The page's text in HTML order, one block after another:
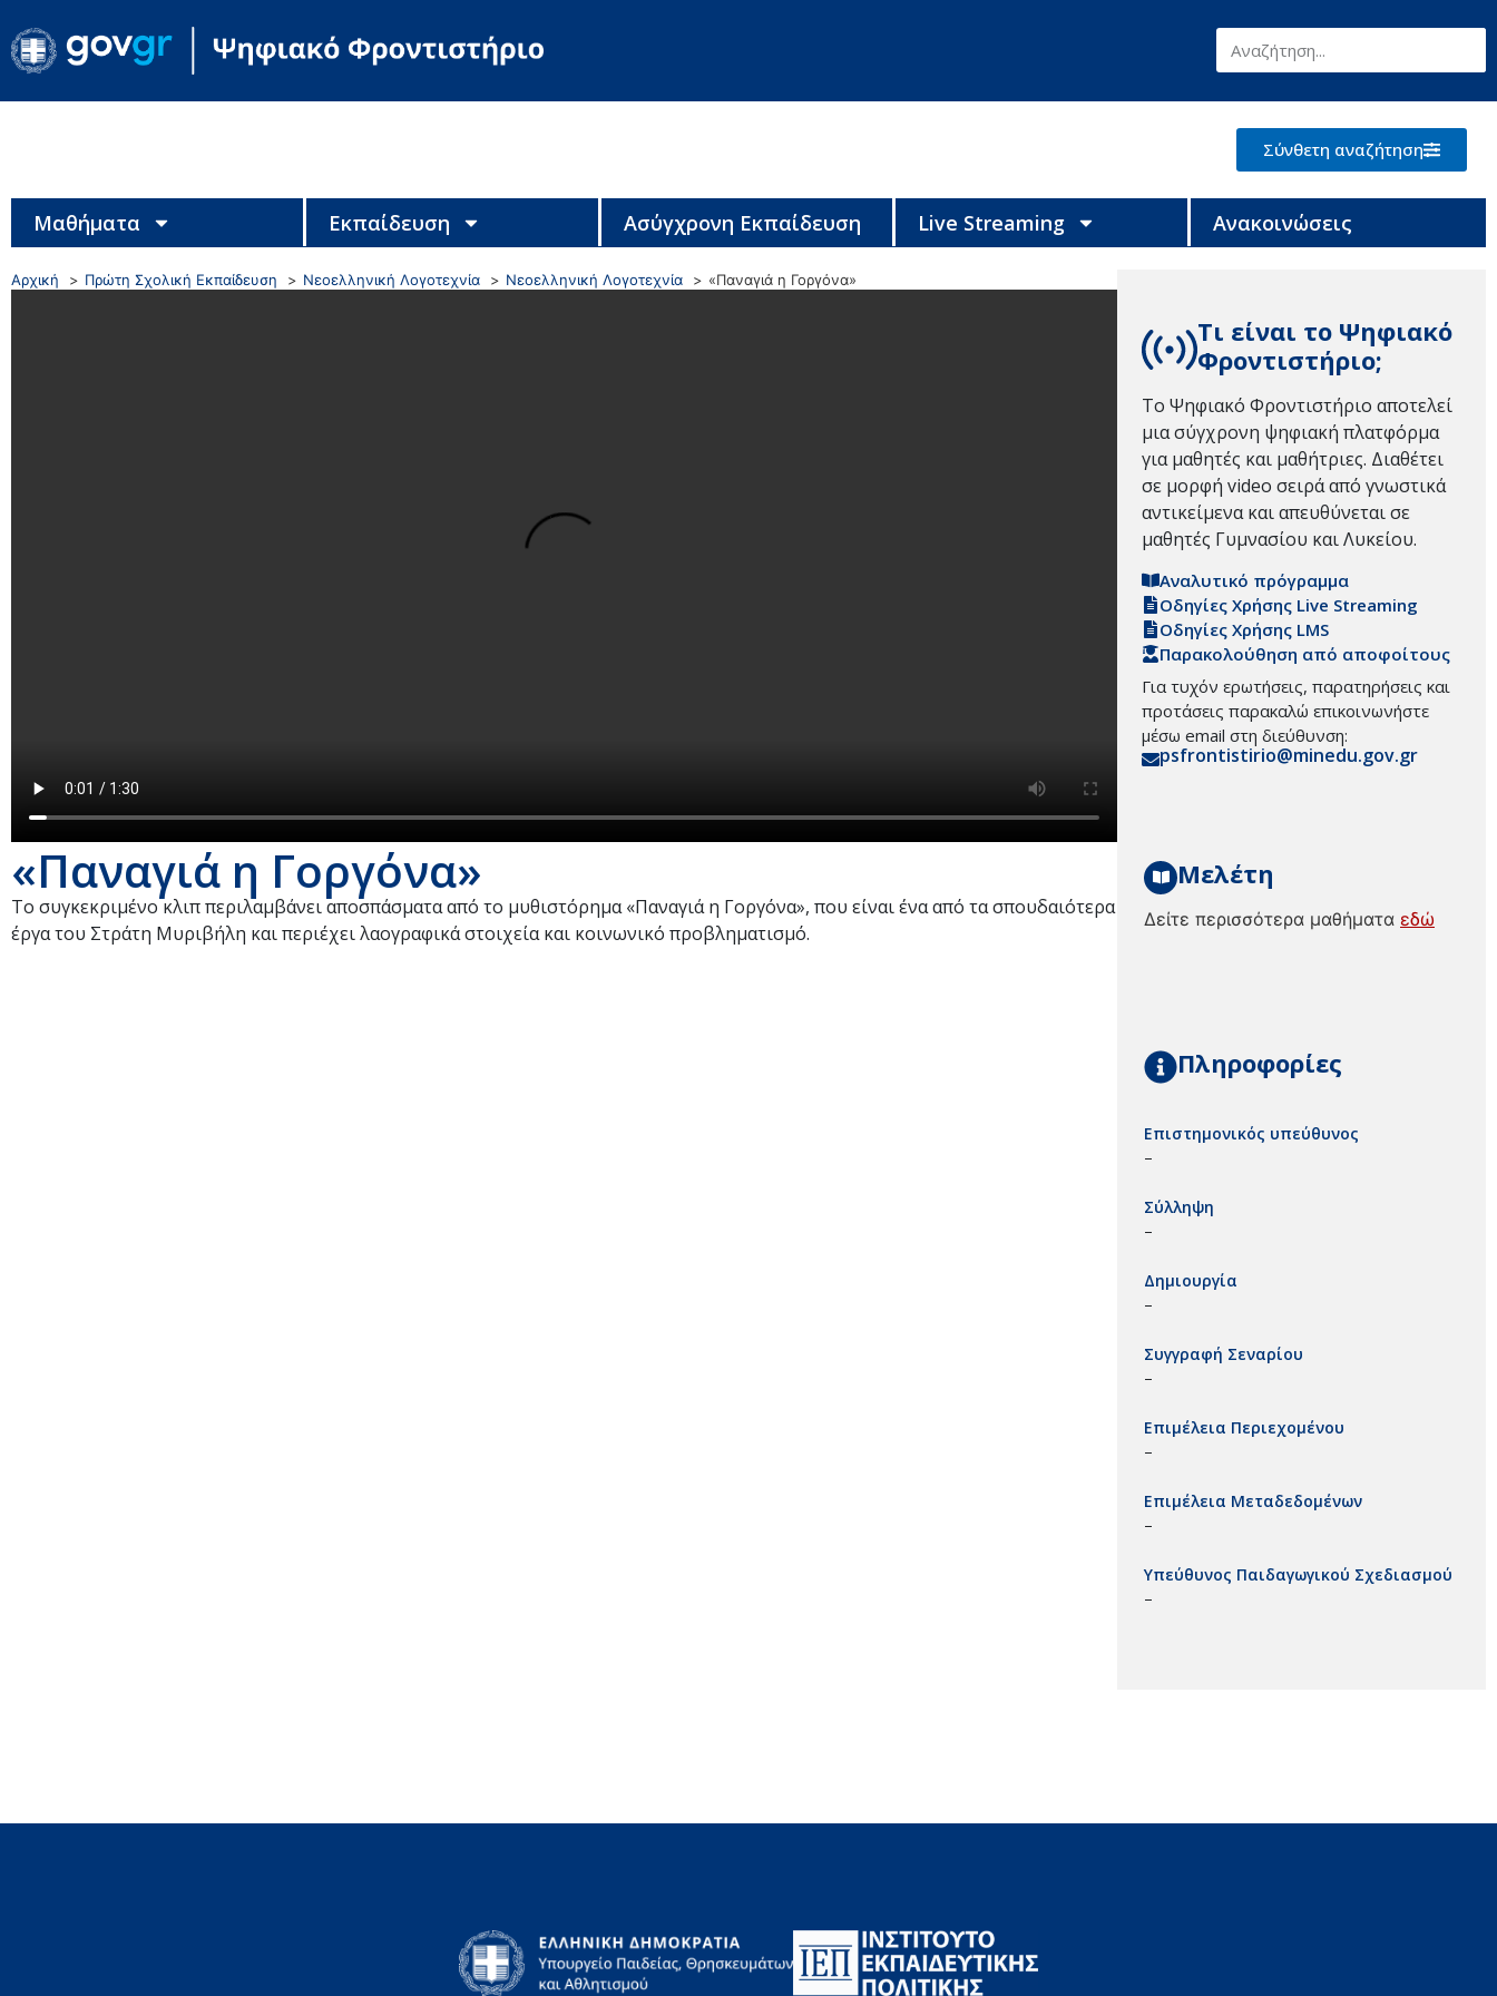
Σύνθετη αναζήτηση
Μαθήματα Εκπαίδευση Ασύγχρονη Εκπαίδευση Live Streaming Ανακοινώσεις
Αρχική Πρώτη Σχολική Εκπαίδευση Νεοελληνική Λογοτεχνία Νεοελληνική Λογοτεχνία «Παναγιά η Γοργόνα»
«Παναγιά η Γοργόνα»
Το συγκεκριμένο κλιπ περιλαμβάνει αποσπάσματα από το μυθιστόρημα «Παναγιά η Γοργόνα», που είναι ένα από τα σπουδαιότερα
έργα του Στράτη Μυριβήλη και περιέχει λαογραφικά στοιχεία και κοινωνικό προβληματισμό.
Τι είναι το Ψηφιακό
Φροντιστήριο;
Το Ψηφιακό Φροντιστήριο αποτελεί
μια σύγχρονη ψηφιακή πλατφόρμα
για μαθητές και μαθήτριες. Διαθέτει
σε μορφή video σειρά από γνωστικά
αντικείμενα και απευθύνεται σε
μαθητές Γυμνασίου και Λυκείου.
Αναλυτικό πρόγραμμα
Οδηγίες Χρήσης Live Streaming
Οδηγίες Χρήσης LMS
Παρακολούθηση από αποφοίτους
Για τυχόν ερωτήσεις, παρατηρήσεις και
προτάσεις παρακαλώ επικοινωνήστε
μέσω email στη διεύθυνση:
psfrontistirio@minedu.gov.gr
Μελέτη
Δείτε περισσότερα μαθήματα εδώ
Πληροφορίες
Επιστημονικός υπεύθυνος
–
Σύλληψη
–
Δημιουργία
–
Συγγραφή Σεναρίου
–
Επιμέλεια Περιεχομένου
–
Επιμέλεια Μεταδεδομένων
–
Υπεύθυνος Παιδαγωγικού Σχεδιασμού
–